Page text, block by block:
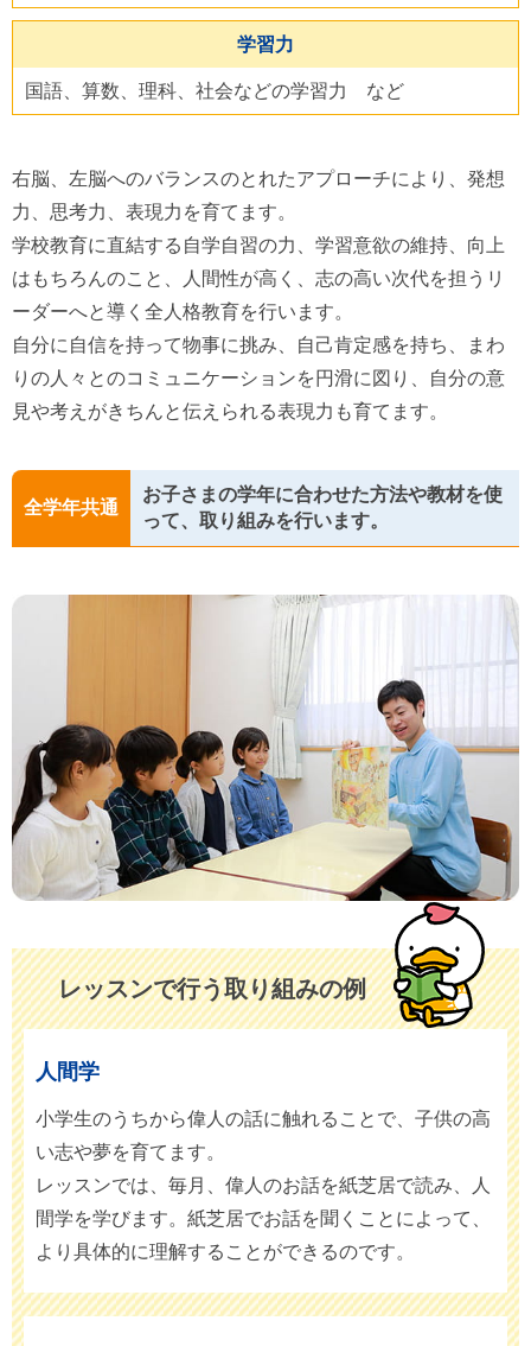
学習力
国語、算数、理科、社会などの学習力 など
右脳、左脳へのバランスのとれたアプローチにより、発想
力、思考力、表現力を育てます。
学校教育に直結する自学自習の力、学習意欲の維持、向上
はもちろんのこと、人間性が高く、志の高い次代を担うリ
ーダーへと導く全人格教育を行います。
自分に自信を持って物事に挑み、自己肯定感を持ち、まわ
りの人々とのコミュニケーションを円滑に図り、自分の意
見や考えがきちんと伝えられる表現力も育てます。
全学年共通
お子さまの学年に合わせた方法や教材を使
って、取り組みを行います。
レッスンで行う取り組みの例
人間学
小学生のうちから偉人の話に触れることで、子供の高
い志や夢を育てます。
レッスンでは、毎月、偉人のお話を紙芝居で読み、人
間学を学びます。紙芝居でお話を聞くことによって、
より具体的に理解することができるのです。